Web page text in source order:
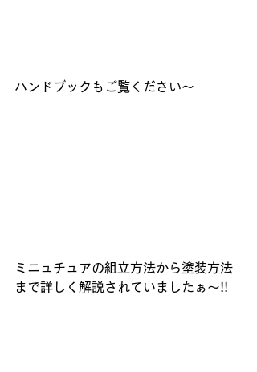
ハンドブックもご覧ください～
ミニュチュアの組立方法から塗装方法
まで詳しく解説されていましたぁ～!!